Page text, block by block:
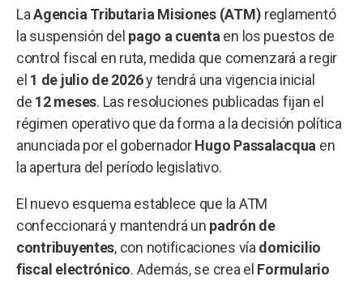
LaAgencia Tributaria Misiones (ATM) reglamentó
la suspensión del pago a cuenta en los puestos de
control fiscal en ruta, medida que comenzará a regir
el 1 de julio de 2026y tendrá una vigencia inicial
de 12 meses. Las resoluciones publicadas fijan el
régimen operativo que da forma a la decisión política
anunciada por el gobernadorHugo Passalacqua en
la apertura del período legislativo.
El nuevo esquema establece que la ATM
confeccionará y mantendrá un padrón de
contribuyentes, con notificaciones vía domicilio
fiscal electrónico. Además, se crea el Formulario